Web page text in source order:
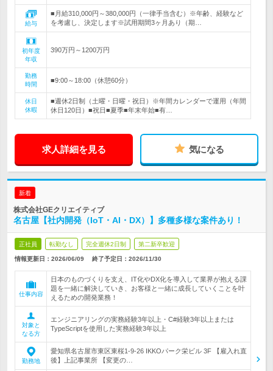
給与
■月給310,000円～380,000円（一律手当含む）※年齢、経験など
を考慮し、決定します※試用期間3ヶ月あり（期…
初年度
年収
390万円～1200万円
勤務
時間
■9:00～18:00（休憩60分）
休日
休暇
■週休2日制（土曜・日曜・祝日）※年間カレンダーで運用（年間
休日120日）■祝日■夏季■年末年始■有…
求人詳細を見る 気になる
新着
株式会社GEクリエイティブ
名古屋【社内開発（IoT・AI・DX）】多種多様な案件あり！
正社員 転勤なし 完全週休2日制 第二新卒歓迎
情報更新日：2026/06/09 終了予定日： 2026/11/30
仕事内容
日本のものづくりを支え、IT化やDX化を導入して業界が抱える課
題を一緒に解決していき、お客様と一緒に成長していくことを叶
えるための開発業務！
対象と
なる方
エンジニアリングの実務経験3年以上・C#経験3年以上または
TypeScriptを使用した実務経験3年以上
勤務地
愛知県名古屋市東区東桜1-9-26 IKKOパーク栄ビル 3F 【雇入れ直
後】上記事業所 【変更の…